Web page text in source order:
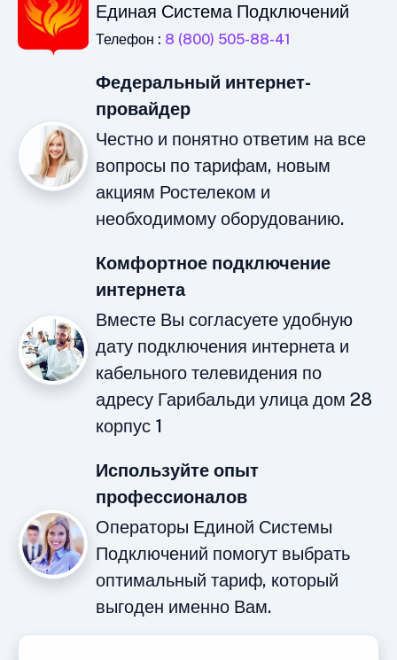
Единая Система Подключений
Телефон : 8 (800) 505-88-41
Федеральный интернет-
провайдер
Честно и понятно ответим на все
вопросы по тарифам, новым
акциям Ростелеком и
необходимому оборудованию.
Комфортное подключение
интернета
Вместе Вы согласуете удобную
дату подключения интернета и
кабельного телевидения по
адресу Гарибальди улица дом 28
корпус 1
Используйте опыт
профессионалов
Операторы Единой Системы
Подключений помогут выбрать
оптимальный тариф, который
выгоден именно Вам.